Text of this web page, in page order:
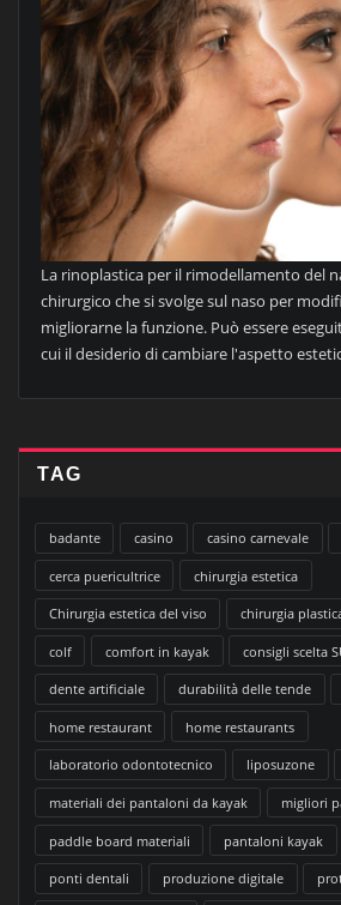
La rinoplastica per il rimodellamento del
chirurgico che si svolge sul naso per
migliorarne la funzione. Può essere
cui il desiderio di cambiare l'aspetto
TAG
badante casino casino carnevale
cerca puericultrice chirurgia estetica
Chirurgia estetica del viso chirurgia
colf comfort in kayak consigli scelta
dente artificiale durabilità delle tende
home restaurant home restaurants
laboratorio odontotecnico liposuzone
materiali dei pantaloni da kayak migliori
paddle board materiali pantaloni kayak
ponti dentali produzione digitale